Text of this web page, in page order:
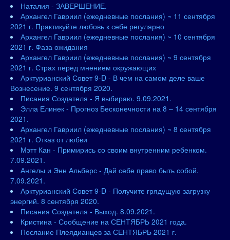
Наталия - ЗАВЕРШЕНИЕ.
Архангел Гавриил (ежедневные послания) ~ 11 сентября
2021 г. Практикуйте любовь к себе регулярно
Архангел Гавриил (ежедневные послания) ~ 10 сентября
2021 г. Фаза ожидания
Архангел Гавриил (ежедневные послания) ~ 9 сентября
2021 г. Страх перед мнением окружающих
Арктурианский Совет 9-D - В чем на самом деле ваше
Вознесение. 9 сентября 2020.
Писания Создателя - Я выбираю. 9.09.2021.
Элла Елинек - Прогноз Бесконечности на 8 – 14 сентября
2021.
Архангел Гавриил (ежедневные послания) ~ 8 сентября
2021 г. Отказ от любви
Мэтт Кан - Примирись со своим внутренним ребенком.
7.09.2021.
Ангелы и Энн Альберс - Дай себе право быть собой.
7.09.2021.
Арктурианский Совет 9-D - Получите грядущую загрузку
энергий. 8 сентября 2020.
Писания Создателя - Выход. 8.09.2021.
Кристина - Сообщение на СЕНТЯБРЬ 2021 года.
Послание Плеядианцев за СЕНТЯБРЬ 2021 г.